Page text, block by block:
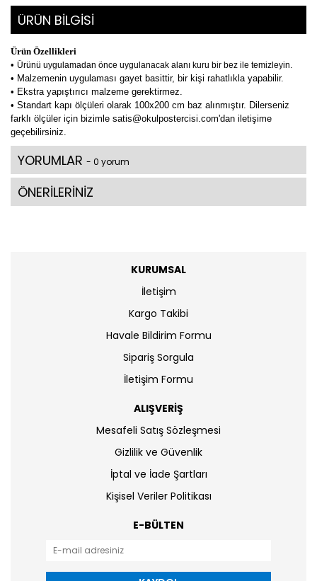
ÜRÜN BİLGİSİ
Ürün Özellikleri
• Ürünü uygulamadan önce uygulanacak alanı kuru bir bez ile temizleyin.
• Malzemenin uygulaması gayet basittir, bir kişi rahatlıkla yapabilir.
• Ekstra yapıştırıcı malzeme gerektirmez.
• Standart kapı ölçüleri olarak 100x200 cm baz alınmıştır. Dilerseniz
farklı ölçüler için bizimle satis@okulpostercisi.com'dan iletişime
geçebilirsiniz.
YORUMLAR - 0 yorum
ÖNERİLERİNİZ
KURUMSAL
İletişim
Kargo Takibi
Havale Bildirim Formu
Sipariş Sorgula
İletişim Formu
ALIŞVERİŞ
Mesafeli Satış Sözleşmesi
Gizlilik ve Güvenlik
İptal ve İade Şartları
Kişisel Veriler Politikası
E-BÜLTEN